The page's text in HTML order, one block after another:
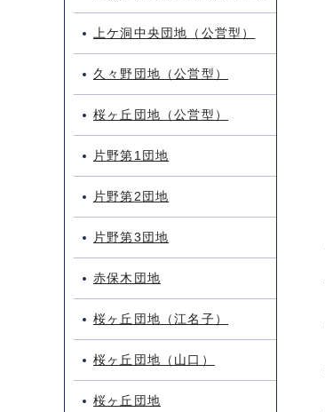
上ケ洞中央団地（公営型）
久々野団地（公営型）
桜ヶ丘団地（公営型）
片野第1団地
片野第2団地
片野第3団地
赤保木団地
桜ヶ丘団地（江名子）
桜ヶ丘団地（山口）
桜ヶ丘団地